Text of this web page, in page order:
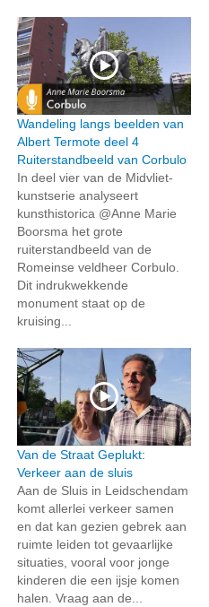
Wandeling langs beelden van
Albert Termote deel 4
Ruiterstandbeeld van Corbulo
In deel vier van de Midvliet-
kunstserie analyseert
kunsthistorica @Anne Marie
Boorsma het grote
ruiterstandbeeld van de
Romeinse veldheer Corbulo.
Dit indrukwekkende
monument staat op de
kruising...
Van de Straat Geplukt:
Verkeer aan de sluis
Aan de Sluis in Leidschendam
komt allerlei verkeer samen
en dat kan gezien gebrek aan
ruimte leiden tot gevaarlijke
situaties, vooral voor jonge
kinderen die een ijsje komen
halen. Vraag aan de...